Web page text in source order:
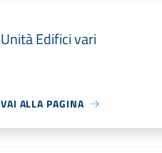
Unità Edifici vari
VAI ALLA PAGINA